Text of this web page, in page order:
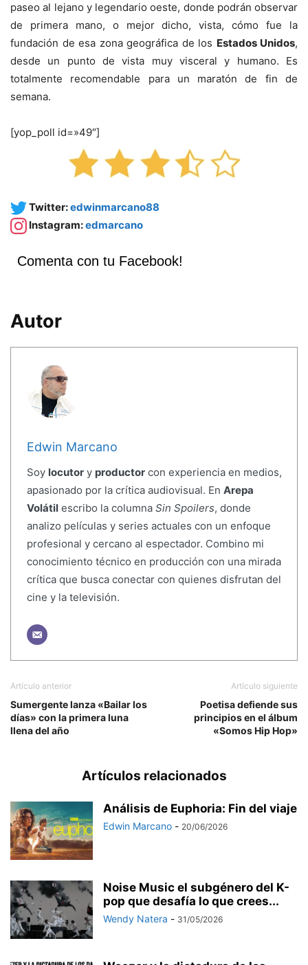
paseo al lejano y legendario oeste, donde podrán observar
de primera mano, o mejor dicho, vista, cómo fue la
fundación de esa zona geográfica de los Estados Unidos,
desde un punto de vista muy visceral y humano. Es
totalmente recomendable para un maratón de fin de
semana.
[yop_poll id=»49″]
Twitter:edwinmarcano88
Instagram:edmarcano
Comenta con tu Facebook!
Autor
Edwin Marcano
Soy locutory productorcon experiencia en medios,
apasionado por la crítica audiovisual. En Arepa
Volátilescribo la columna Sin Spoilers, donde
analizo películas y series actuales con un enfoque
profesional y cercano al espectador. Combino mi
conocimiento técnico en producción con una mirada
crítica que busca conectar con quienes disfrutan del
cine y la televisión.
Artículo anterior
Sumergente lanza «Bailar los
días» con la primera luna
llena del año
Artículo siguiente
Poetisa defiende sus
principios en el álbum
«Somos Hip Hop»
Artículos relacionados
Análisis de Euphoria: Fin del viaje
Edwin Marcano - 20/06/2026
Noise Music el subgénero del K-
pop que desafía lo que crees...
Wendy Natera - 31/05/2026